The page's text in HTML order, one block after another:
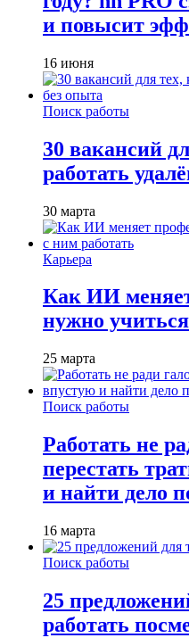
и повысит
16 июня
Поиск работы
30 вакансий
работать
30 марта
Карьера
Как ИИ
нужно
25 марта
Поиск работы
Работать не
перестать
и найти дело
16 марта
Поиск работы
25
работать